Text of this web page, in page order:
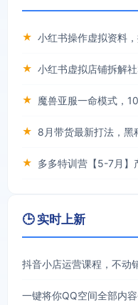
★
★
★
★
★
🕒 实时上新